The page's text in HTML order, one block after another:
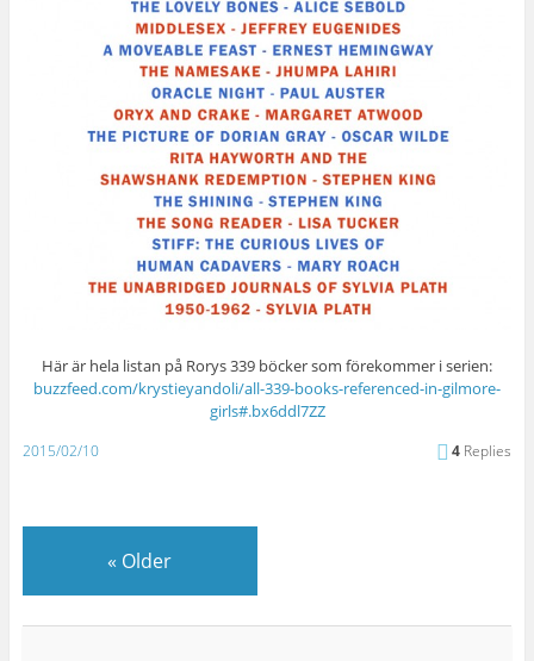
Här är hela listan på Rorys 339 böcker som förekommer i serien:
buzzfeed.com/krystieyandoli/all-339-books-referenced-in-gilmore-
girls#.bx6ddl7ZZ
2015/02/10 4 Replies
« Older